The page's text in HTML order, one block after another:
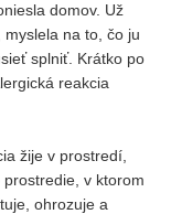
domov. Už
na to, čo ju
splniť. Krátko po
reakcia
žije v prostredí,
v ktorom
ohrozuje a